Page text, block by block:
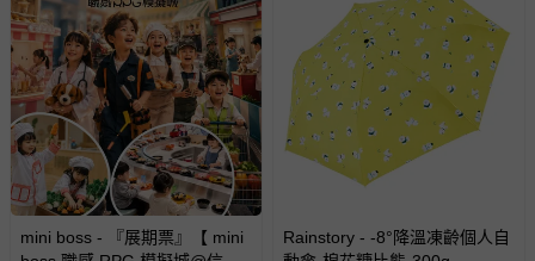
mini boss - 『展期票』【 mini
Rainstory - -8°降溫凍齡個人自